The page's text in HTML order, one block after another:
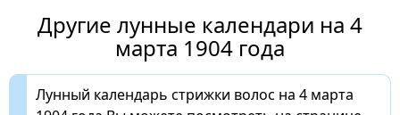
Другие лунные календари на 4
марта 1904 года
Лунный календарь стрижки волос на 4 марта